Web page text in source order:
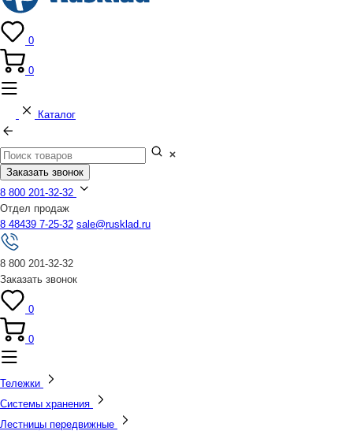
0
0
Каталог
Заказать звонок
8 800 201-32-32
Отдел продаж
8 48439 7-25-32 sale@rusklad.ru
8 800 201-32-32
Заказать звонок
0
0
Тележки
Системы хранения
Лестницы передвижные